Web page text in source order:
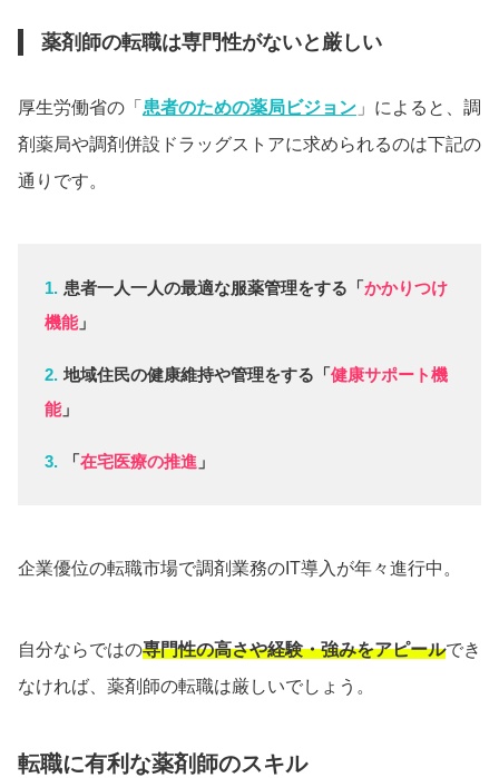
薬剤師の転職は専門性がないと厳しい
厚生労働省の「 患者のための薬局ビジョン 」によると、調
剤薬局や調剤併設ドラッグストアに求められるのは下記の
通りです。
患者一人一人の最適な服薬管理をする「かかりつけ
機能」
地域住民の健康維持や管理をする「健康サポート機
能」
「在宅医療の推進 」
企業優位の転職市場で調剤業務のIT導入が年々進行中。
自分ならではの専門性の高さや経験・強みをアピールでき
なければ、薬剤師の転職は厳しいでしょう。
転職に有利な薬剤師のスキル